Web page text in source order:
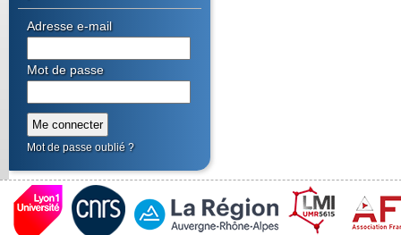
Mot de passe oublié ?
Adresse e-mail
Mot de passe